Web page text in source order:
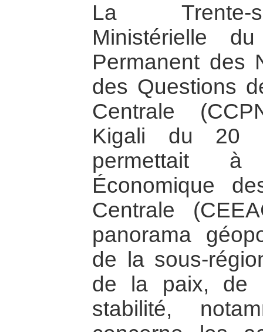
La Trente-
Ministérielle
Permanent des
des Questions
Centrale
Kigali du 20
permettait à
Économique
Centrale
panorama
de la sous-
de la paix, de
stabilité,